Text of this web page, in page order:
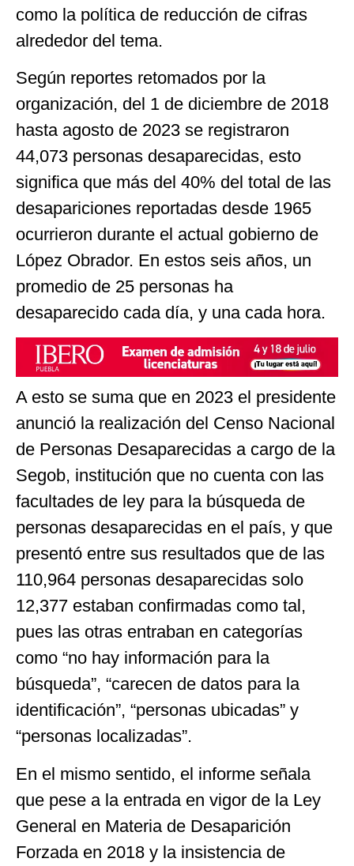
como la política de reducción de cifras
alrededor del tema.
Según reportes retomados por la
organización, del 1 de diciembre de 2018
hasta agosto de 2023 se registraron
44,073 personas desaparecidas, esto
significa que más del 40% del total de las
desapariciones reportadas desde 1965
ocurrieron durante el actual gobierno de
López Obrador. En estos seis años, un
promedio de 25 personas ha
desaparecido cada día, y una cada hora.
A esto se suma que en 2023 el presidente
anunció la realización del Censo Nacional
de Personas Desaparecidas a cargo de la
Segob, institución que no cuenta con las
facultades de ley para la búsqueda de
personas desaparecidas en el país, y que
presentó entre sus resultados que de las
110,964 personas desaparecidas solo
12,377 estaban confirmadas como tal,
pues las otras entraban en categorías
como “no hay información para la
búsqueda”, “carecen de datos para la
identificación”, “personas ubicadas” y
“personas localizadas”.
En el mismo sentido, el informe señala
que pese a la entrada en vigor de la Ley
General en Materia de Desaparición
Forzada en 2018 y la insistencia de